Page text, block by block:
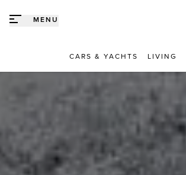
MENU
CARS & YACHTS LIVING